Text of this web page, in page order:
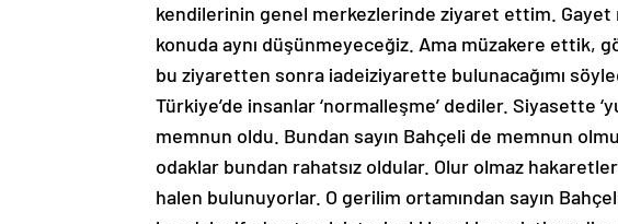
kendilerinin genel merkezlerinde ziyaret ettim.
konuda aynı düşünmeyeceğiz. Ama müzakere ettik,
bu ziyaretten sonra iadeiziyarette bulunacağımı
Türkiye’de insanlar ‘normalleşme’ dediler. Siyasette
memnun oldu. Bundan sayın Bahçeli de memnun
odaklar bundan rahatsız oldular. Olur olmaz
halen bulunuyorlar. O gerilim ortamından sayın